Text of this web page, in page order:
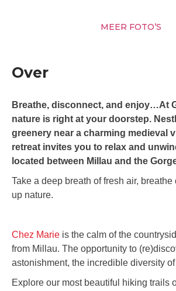
MEER FOTO’S
Over
Breathe, disconnect, and enjoy…At
nature is right at your doorstep.
greenery near a charming medieval
retreat invites you to relax and
located between Millau and the
Take a deep breath of fresh air,
up nature.
Chez Marie is the calm of the
from Millau. The opportunity to
astonishment, the incredible diversity
Explore our most beautiful hiking trails